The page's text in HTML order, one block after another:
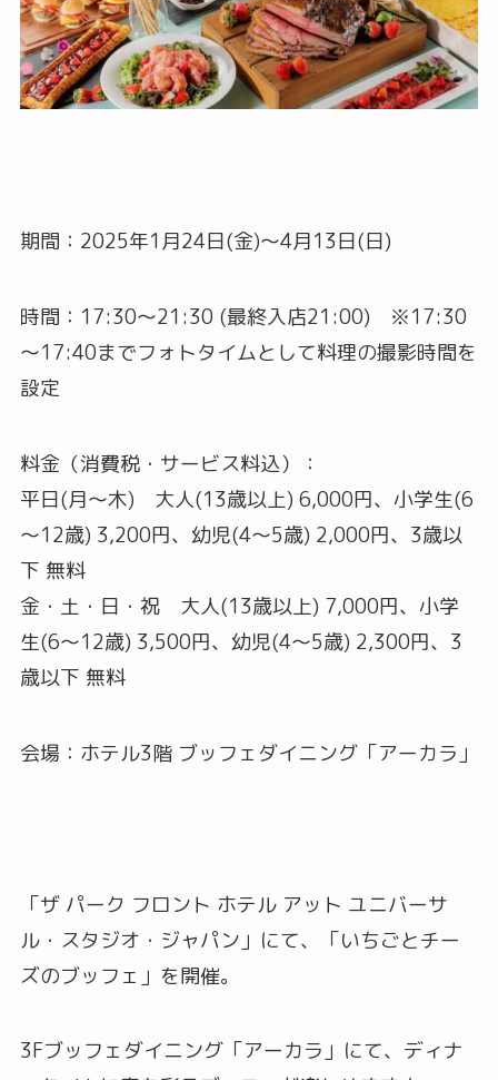
期間：2025年1月24日(金)～4月13日(日)
時間：17:30～21:30 (最終入店21:00) ※17:30
～17:40までフォトタイムとして料理の撮影時間を
設定
料金（消費税・サービス料込）：
平日(月～木) 大人(13歳以上) 6,000円、小学生(6
～12歳) 3,200円、幼児(4～5歳) 2,000円、3歳以
下 無料
金・土・日・祝 大人(13歳以上) 7,000円、小学
生(6～12歳) 3,500円、幼児(4～5歳) 2,300円、3
歳以下 無料
会場：ホテル3階 ブッフェダイニング「アーカラ」
「ザ パーク フロント ホテル アット ユニバーサ
ル・スタジオ・ジャパン」にて、「いちごとチー
ズのブッフェ」を開催。
3Fブッフェダイニング「アーカラ」にて、ディナ